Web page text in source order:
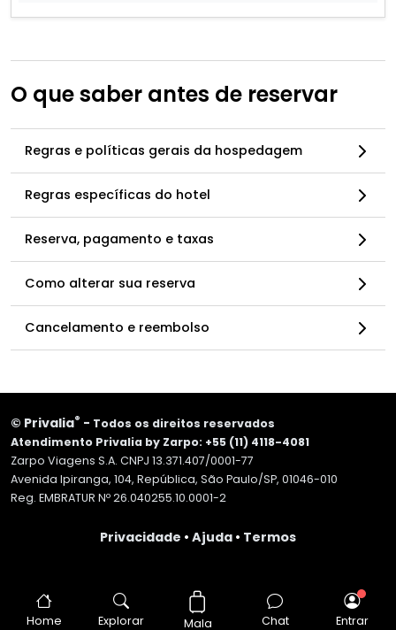
O que saber antes de reservar
Regras e políticas gerais da hospedagem
Regras específicas do hotel
Reserva, pagamento e taxas
Como alterar sua reserva
Cancelamento e reembolso
Home Explorar Mala Chat Entrar
© Privalia® - Todos os direitos reservados
Atendimento Privalia by Zarpo: +55 (11) 4118-4081
Zarpo Viagens S.A. CNPJ 13.371.407/0001-77
Avenida Ipiranga, 104, República, São Paulo/SP, 01046-010
Reg. EMBRATUR Nº 26.040255.10.0001-2
Privacidade • Ajuda • Termos